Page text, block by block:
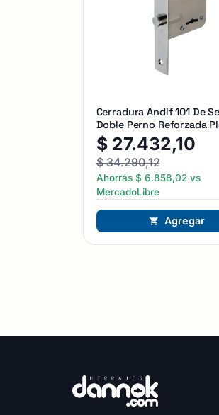
Cerradura Andif 101 De Seguridad
Doble Perno
$ 27.432,10
$34.290,12
Ahorrás $ 6.858,02vs
MercadoLibre
Agregar